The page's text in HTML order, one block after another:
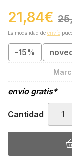
21,84€
La modalidad de envío
-15%
envío gratis*
Cantidad